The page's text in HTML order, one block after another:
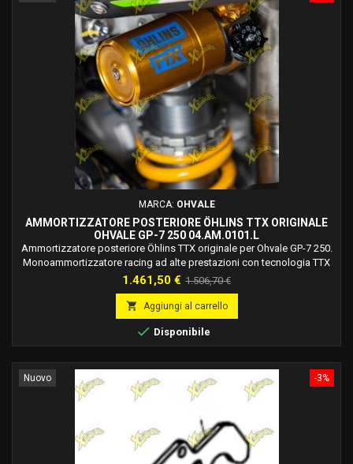
MARCA: OHVALE
AMMORTIZZATORE POSTERIORE ÖHLINS TTX ORIGINALE
OHVALE GP-7 250 04.AM.0101.L
Ammortizzatore posteriore Öhlins TTX originale per Ohvale GP-7 250.
Monoammortizzatore racing ad alte prestazioni con tecnologia TTX
(Twin Tube), sviluppato per offrire massima trazione, stabilità e
costanza di rendimento in pista.
Prezzo
1.461,50 € Prezzo
base
1.506,70 €
 Aggiungi al carrello
 Disponibile
-3%
Nuovo